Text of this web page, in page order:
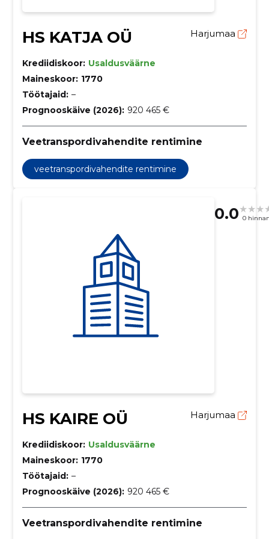
HS KATJA OÜ Harjumaa
Krediidiskoor: Usaldusväärne
Maineskoor: 1770
Töötajaid: –
Prognooskäive (2026): 920 465 €
Veetranspordivahendite rentimine
veetranspordivahendite rentimine
0.0 0
HS KAIRE OÜ Harjumaa
Krediidiskoor: Usaldusväärne
Maineskoor: 1770
Töötajaid: –
Prognooskäive (2026): 920 465 €
Veetranspordivahendite rentimine